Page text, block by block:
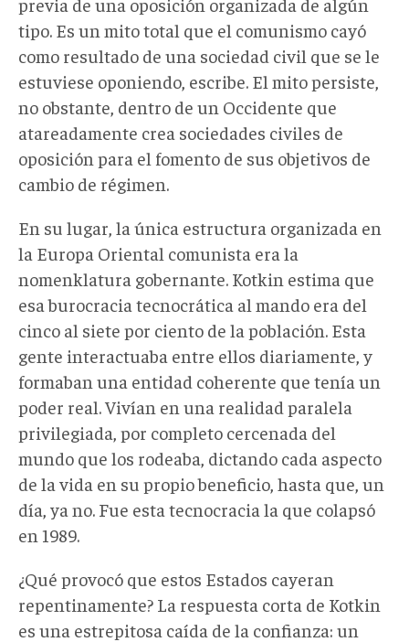
tipo. Es un mito total que el comunismo cayó
como resultado de una sociedad civil que se le
estuviese oponiendo, escribe. El mito persiste,
no obstante, dentro de un Occidente que
atareadamente crea sociedades civiles de
oposición para el fomento de sus objetivos de
cambio de régimen.
En su lugar, la única estructura organizada en
la Europa Oriental comunista era la
nomenklatura gobernante. Kotkin estima que
esa burocracia tecnocrática al mando era del
cinco al siete por ciento de la población. Esta
gente interactuaba entre ellos diariamente, y
formaban una entidad coherente que tenía un
poder real. Vivían en una realidad paralela
privilegiada, por completo cercenada del
mundo que los rodeaba, dictando cada aspecto
de la vida en su propio beneficio, hasta que, un
día, ya no. Fue esta tecnocracia la que colapsó
en 1989.
¿Qué provocó que estos Estados cayeran
repentinamente? La respuesta corta de Kotkin
es una estrepitosa caída de la confianza: un